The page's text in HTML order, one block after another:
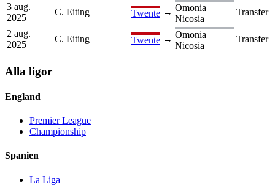
3 aug.
2025
C. Eiting Twente → Omonia
Nicosia
Transfer
2 aug.
2025
C. Eiting Twente → Omonia
Nicosia
Transfer
Alla ligor
England
Premier League
Championship
Spanien
La Liga